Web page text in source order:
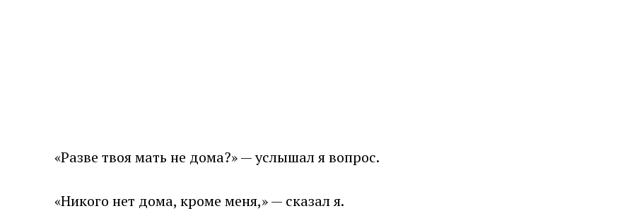
«Разве твоя мать не дома?» — услышал я вопрос.
«Никого нет дома, кроме меня,» — сказал я.